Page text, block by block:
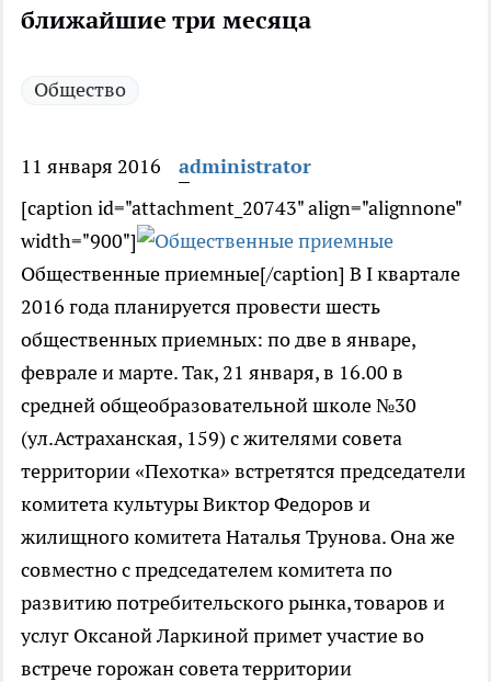
ближайшие три месяца
Общество
11 января 2016
administrator
[caption id="attachment_20743" align="alignnone"
width="900"]
Общественные приемные[/caption] В I квартале
2016 года планируется провести шесть
общественных приемных: по две в январе,
феврале и марте. Так, 21 января, в 16.00 в
средней общеобразовательной школе №30
(ул.Астраханская, 159) с жителями совета
территории «Пехотка» встретятся председатели
комитета культуры Виктор Федоров и
жилищного комитета Наталья Трунова. Она же
совместно с председателем комитета по
развитию потребительского рынка, товаров и
услуг Оксаной Ларкиной примет участие во
встрече горожан совета территории